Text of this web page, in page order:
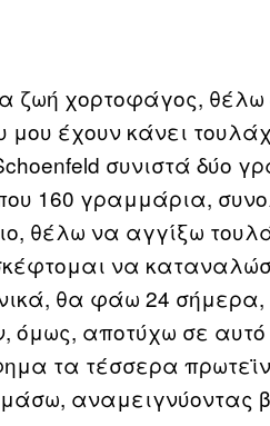
ζωή χορτοφάγος,
έχουν κάνει
συνιστά δύο
160 γραμμάρια,
θέλω να αγγίξω
να
θα φάω 24 σήμερα,
όμως, αποτύχω σε
τα τέσσερα
αναμειγνύοντας